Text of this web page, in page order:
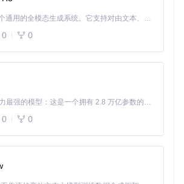
项目的dist目录下找到生成的用户脚本文
们需要导入到Tampermonkey中的"核心
下载工具
MiniMax H3 是一个通用的全模态生成系统。它支持对由文本、图像、视频和音频组成的多模态上下文进行统一理解，并能生成分辨率高达 2K、时长可达 15 秒的带原生立体声音频的视频。得益于面向任务泛化的系统设计，H3 在预训练阶段就已具备广泛的多模态上下文理解与生成能力，能够出色地执行复杂的多模态指令。
0 0
Kimi K3 是Kimi能力最强的模型：这是一个拥有 2.8 万亿参数的混合专家（MoE）模型，具备原生视觉理解能力，并支持 100 万 token 的上下文窗口。
0 0